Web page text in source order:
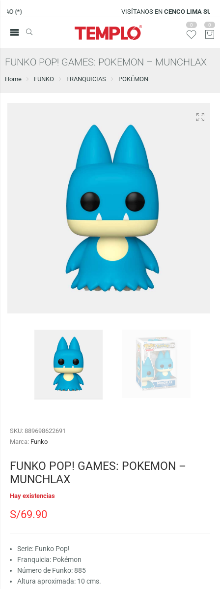
CENCO LIMA SUR
0 0
FUNKO POP! GAMES: POKEMON – MUNCHLAX
Home FUNKO FRANQUICIAS POKÉMON
SKU: 889698622691
Marca: Funko
FUNKO POP! GAMES: POKEMON –
MUNCHLAX
Hay existencias
S/69.90
Serie: Funko Pop!
Franquicia: Pokémon
Número de Funko: 885
Altura aproximada: 10 cms.